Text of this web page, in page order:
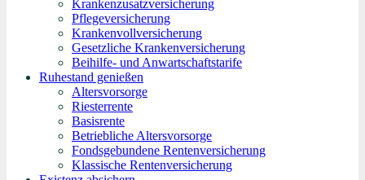
Krankenzusatzversicherung
Pflegeversicherung
Krankenvollversicherung
Gesetzliche Krankenversicherung
Beihilfe- und Anwartschaftstarife
Ruhestand genießen
Altersvorsorge
Riesterrente
Basisrente
Betriebliche Altersvorsorge
Fondsgebundene Rentenversicherung
Klassische Rentenversicherung